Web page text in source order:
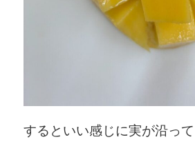
するといい感じに実が沿っ